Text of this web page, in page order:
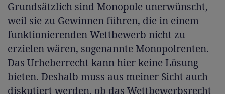
Grundsätzlich sind Monopole unerwünscht,
weil sie zu Gewinnen führen, die in einem
funktionierenden Wettbewerb nicht zu
erzielen wären, sogenannte Monopolrenten.
Das Urheberrecht kann hier keine Lösung
bieten. Deshalb muss aus meiner Sicht auch
diskutiert werden, ob das Wettbewerbsrecht